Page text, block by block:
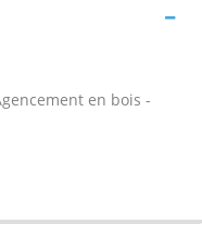
en bois -